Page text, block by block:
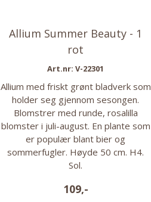
Allium Summer Beauty - 1
rot
Art.nr: V-22301
Allium med friskt grønt bladverk som
holder seg gjennom sesongen.
Blomstrer med runde, rosalilla
blomster i juli-august. En plante som
er populær blant bier og
sommerfugler. Høyde 50 cm. H4.
Sol.
109,-